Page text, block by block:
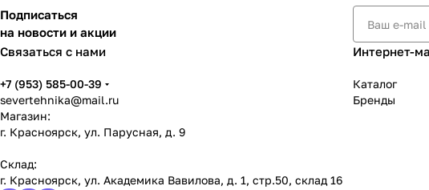
Подписаться
на новости и акции
Связаться с нами
+7 (953) 585-00-39
severtehnika@mail.ru
Магазин:
г. Красноярск, ул. Парусная, д. 9
Склад:
г. Красноярск, ул. Академика Вавилова, д. 1, стр.50, склад 16
Интернет-
Каталог
Бренды